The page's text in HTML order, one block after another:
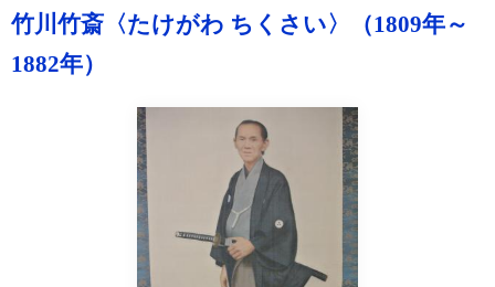
竹川竹斎〈たけがわ ちくさい〉（1809年～
1882年）